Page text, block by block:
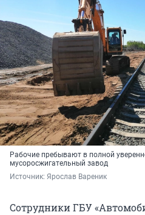
Рабочие пребывают в полной
мусоросжигательный завод
Источник: Ярослав Вареник
Сотрудники ГБУ